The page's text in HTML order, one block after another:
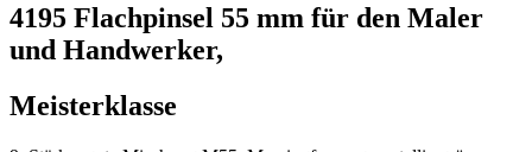
4195 Flachpinsel 55 mm für den Maler
und Handwerker,
Meisterklasse